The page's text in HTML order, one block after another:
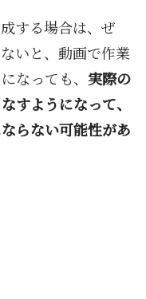
する場合は、ぜ
いと、動画で作業
なっても、 実際の
すようになって、
らない可能性があ